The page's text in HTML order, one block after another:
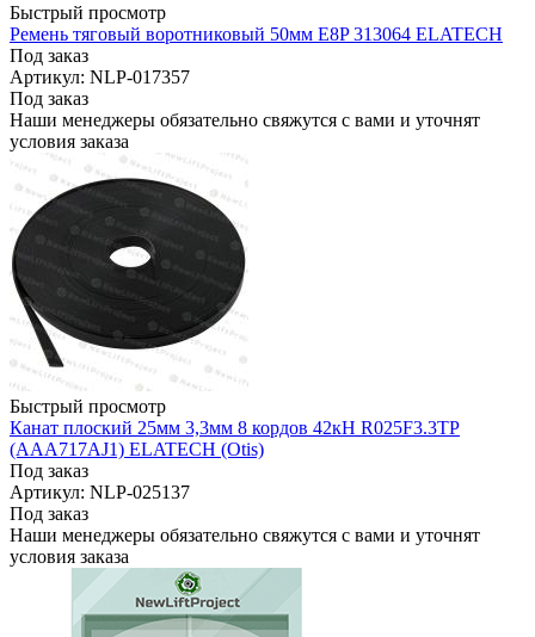
Быстрый просмотр
Ремень тяговый воротниковый 50мм E8P 313064 ELATECH
Под заказ
Артикул: NLP-017357
Под заказ
Наши менеджеры обязательно свяжутся с вами и уточнят
условия заказа
Быстрый просмотр
Канат плоский 25мм 3,3мм 8 кордов 42кН R025F3.3TP
(AAA717AJ1) ELATECH (Otis)
Под заказ
Артикул: NLP-025137
Под заказ
Наши менеджеры обязательно свяжутся с вами и уточнят
условия заказа